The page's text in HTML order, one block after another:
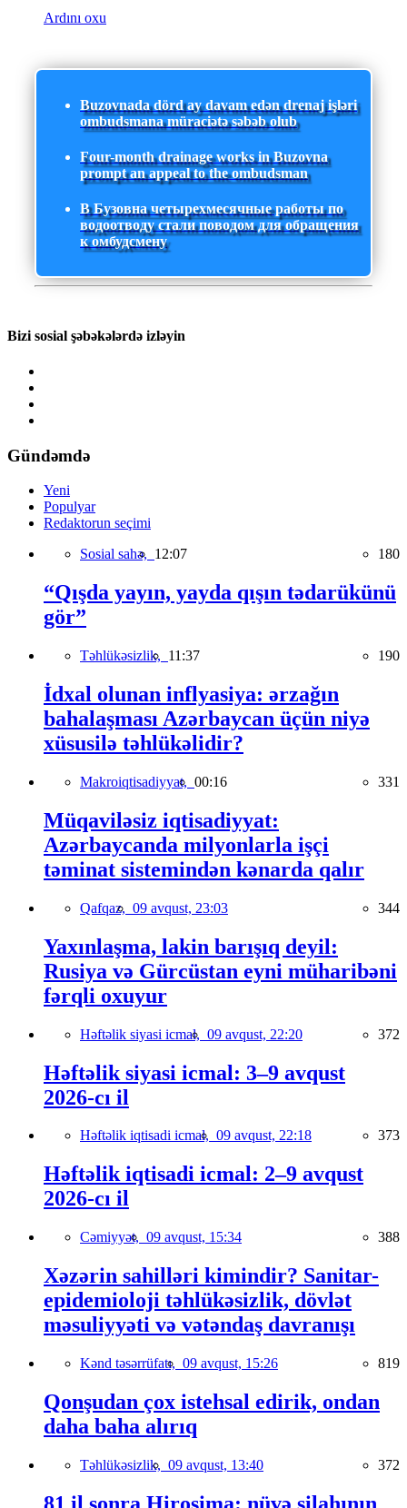
Ardını oxu
Buzovnada dörd ay davam edən drenaj işləri
ombudsmana müraciətə səbəb olub
Four-month drainage works in Buzovna
prompt an appeal to the ombudsman
В Бузовна четырехмесячные работы по
водоотводу стали поводом для обращения
к омбудсмену
Bizi sosial şəbəkələrdə izləyin
Gündəmdə
Yeni
Populyar
Redaktorun seçimi
Sosial sahə, 12:07 180
“Qışda yayın, yayda qışın tədarükünü
gör”
Təhlükəsizlik, 11:37 190
İdxal olunan inflyasiya: ərzağın
bahalaşması Azərbaycan üçün niyə
xüsusilə təhlükəlidir?
Makroiqtisadiyyat, 00:16 331
Müqaviləsiz iqtisadiyyat:
Azərbaycanda milyonlarla işçi
təminat sistemindən kənarda qalır
Qafqaz, 09 avqust, 23:03 344
Yaxınlaşma, lakin barışıq deyil:
Rusiya və Gürcüstan eyni müharibəni
fərqli oxuyur
Həftəlik siyasi icmal, 09 avqust, 22:20 372
Həftəlik siyasi icmal: 3–9 avqust
2026-cı il
Həftəlik iqtisadi icmal, 09 avqust, 22:18 373
Həftəlik iqtisadi icmal: 2–9 avqust
2026-cı il
Cəmiyyət, 09 avqust, 15:34 388
Xəzərin sahilləri kimindir? Sanitar-
epidemioloji təhlükəsizlik, dövlət
məsuliyyəti və vətəndaş davranışı
Kənd təsərrüfatı, 09 avqust, 15:26 819
Qonşudan çox istehsal edirik, ondan
daha baha alırıq
Təhlükəsizlik, 09 avqust, 13:40 372
81 il sonra Hiroşima: nüvə silahının